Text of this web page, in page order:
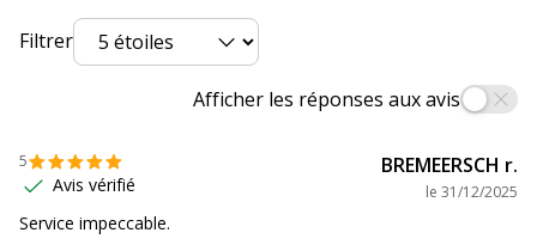
Marque Exacompta
Données logistiques
Filtrer
Afficher les réponses aux avis
5
Avis vérifié
BREMEERSCH r.
le 31/12/2025
Service impeccable.